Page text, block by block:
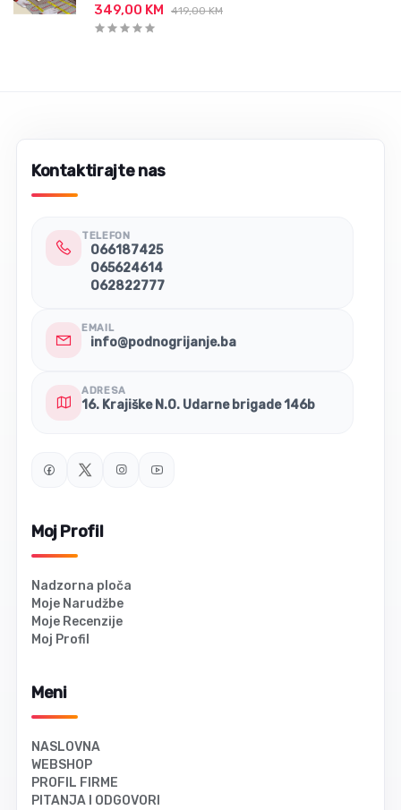
349,00 KM 419,00 KM
Kontaktirajte nas
TELEFON
066187425
065624614
062822777
EMAIL
info@podnogrijanje.ba
ADRESA
16. Krajiške N.O. Udarne brigade 146b
Moj Profil
Nadzorna ploča
Moje Narudžbe
Moje Recenzije
Moj Profil
Meni
NASLOVNA
WEBSHOP
PROFIL FIRME
PITANJA I ODGOVORI